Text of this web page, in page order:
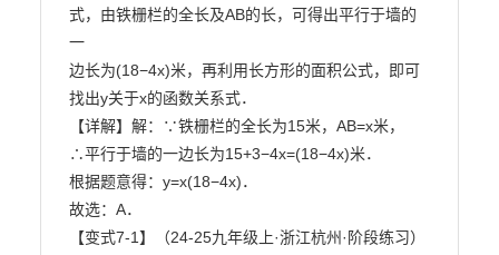
式，由铁栅栏的全长及AB的长，可得出平行于墙的
一
边长为(18−4x)米，再利用长方形的面积公式，即可
找出y关于x的函数关系式．
【详解】解：∵铁栅栏的全长为15米，AB=x米，
∴平行于墙的一边长为15+3−4x=(18−4x)米．
根据题意得：y=x(18−4x)．
故选：A．
【变式7-1】（24-25九年级上·浙江杭州·阶段练习）